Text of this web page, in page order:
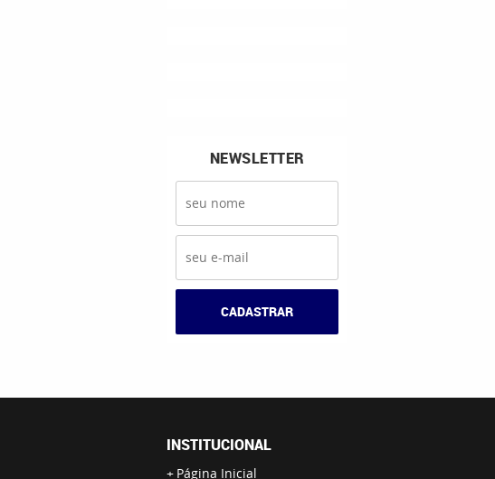
NEWSLETTER
CADASTRAR
INSTITUCIONAL
Página Inicial